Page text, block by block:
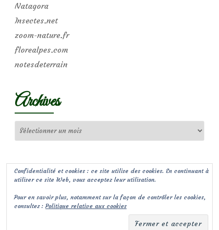
Natagora
Insectes.net
zoom-nature.fr
florealpes.com
notesdeterrain
Archives
Confidentialité et cookies : ce site utilise des cookies. En continuant à
utiliser ce site Web, vous acceptez leur utilisation.
Pour en savoir plus, notamment sur la façon de contrôler les cookies,
consultez :Politique relative aux cookies